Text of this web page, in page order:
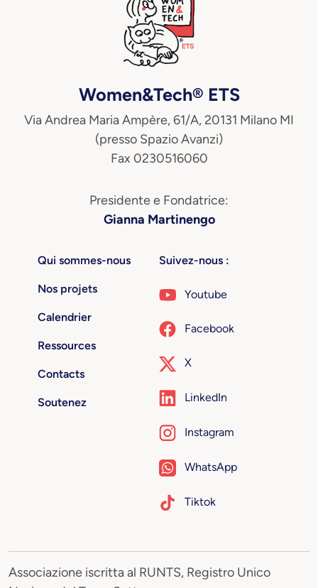
Women&Tech® ETS
Via Andrea Maria Ampère, 61/A, 20131 Milano MI
(presso Spazio Avanzi)
Fax 0230516060
Presidente e Fondatrice:
Gianna Martinengo
Qui sommes-nous
Nos projets
Calendrier
Ressources
Contacts
Soutenez
Suivez-nous :
Youtube
Facebook
X
LinkedIn
Instagram
WhatsApp
Tiktok
Associazione iscritta al RUNTS, Registro Unico